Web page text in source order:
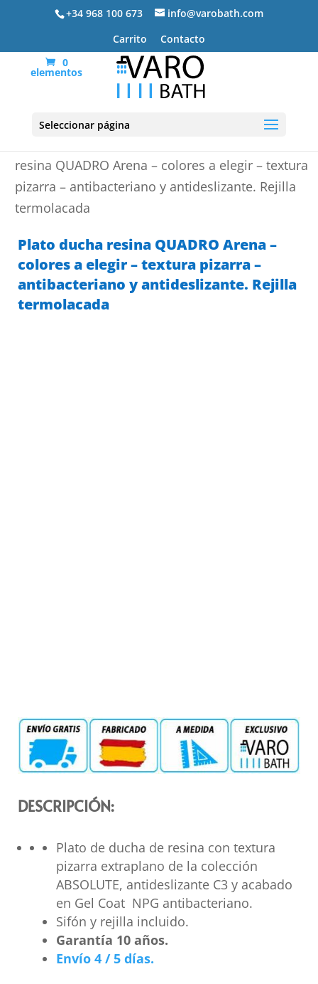
+34 968 100 673
info@varobath.com
Carrito
Contacto
0
elementos
Seleccionar página
resina QUADRO Arena – colores a elegir – textura
pizarra – antibacteriano y antideslizante. Rejilla
termolacada
Plato ducha resina QUADRO Arena –
colores a elegir – textura pizarra –
antibacteriano y antideslizante. Rejilla
termolacada
DESCRIPCIÓN:
Plato de ducha de resina con textura
pizarra extraplano de la colección
ABSOLUTE, antideslizante C3 y acabado
en Gel Coat NPG antibacteriano.
Sifón y rejilla incluido.
Garantía 10 años.
Envío 4 / 5 días.